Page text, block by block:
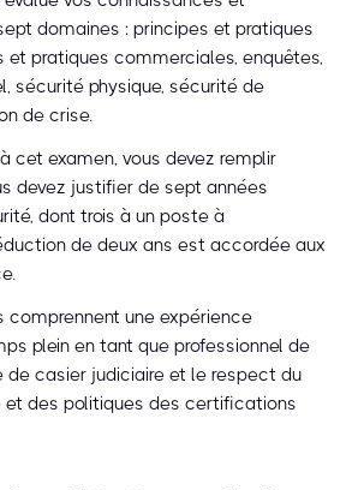
domaines : principes et pratiques
et pratiques commerciales, enquêtes,
sécurité physique, sécurité de
de crise.
cet examen, vous devez remplir
devez justifier de sept années
dont trois à un poste à
de deux ans est accordée aux
comprennent une expérience
plein en tant que professionnel de
de casier judiciaire et le respect du
des politiques des certifications